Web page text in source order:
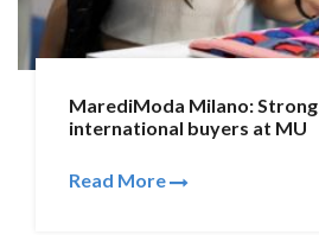
MarediModa Milano:
international buyers at MU
Read More